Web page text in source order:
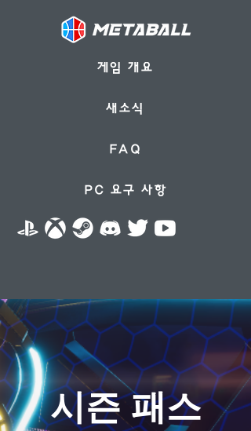
게임 개요
새소식
FAQ
PC 요구 사항
시즌 패스